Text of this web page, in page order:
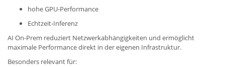
hohe GPU-Performance
Echtzeit-Inferenz
AI On-Prem reduziert Netzwerkabhängigkeiten und ermöglicht
maximale Performance direkt in der eigenen Infrastruktur.
Besonders relevant für: